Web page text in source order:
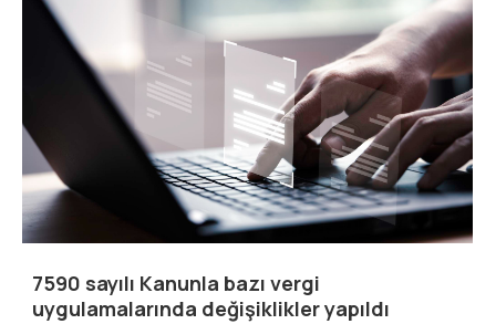
7590 sayılı Kanunla bazı vergi
uygulamalarında değişiklikler yapıldı